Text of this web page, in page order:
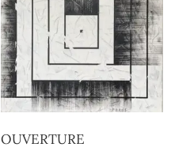
OUVERTURE